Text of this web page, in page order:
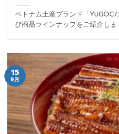
ベトナム土産ブランド「
び商品ラインナップをご紹介し
15
9月